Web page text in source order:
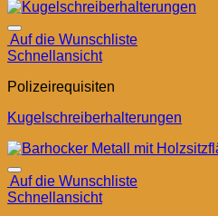
Auf die Wunschliste
Schnellansicht
Polizeirequisiten
Kugelschreiberhalterungen
Auf die Wunschliste
Schnellansicht